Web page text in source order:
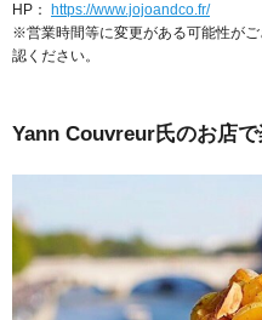
HP：
https://www.jojoandco.fr/
※営業時間等に変更がある可能性が
認ください。
Yann Couvreur氏のお店